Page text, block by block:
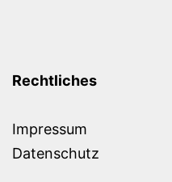
Rechtliches
Impressum
Datenschutz